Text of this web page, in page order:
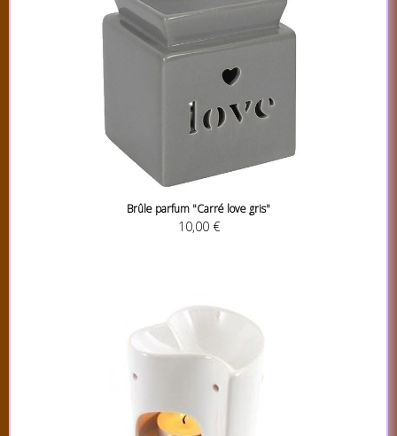
Brûle parfum "Carré love gris"
10,00 €